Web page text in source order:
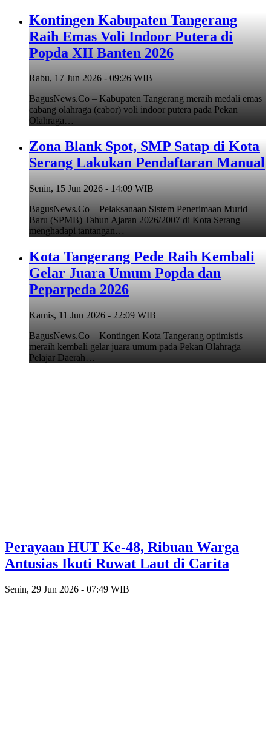
Kontingen Kabupaten Tangerang
Raih Emas Voli Indoor Putera di
Popda XII Banten 2026
Rabu, 17 Jun 2026 - 09:26 WIB
BagusNews.Co – Kabupaten Tangerang meraih medali emas
cabang olahraga (cabor) voli indoor putera pada Pekan
Olahraga…
Zona Blank Spot, SMP Satap di Kota
Serang Lakukan Pendaftaran Manual
Senin, 15 Jun 2026 - 14:09 WIB
BagusNews.Co – Pelaksanaan Sistem Penerimaan Murid
Baru (SPMB) Tahun Ajaran 2026/2007 di Kota Serang
menghadapi tantangan…
Kota Tangerang Pede Raih Kembali
Gelar Juara Umum Popda dan
Peparpeda 2026
Kamis, 11 Jun 2026 - 22:09 WIB
BagusNews.Co – Kontingen Kota Tangerang optimistis
meraih kembali gelar juara umum pada Pekan Olahraga
Pelajar Daerah…
Perayaan HUT Ke-48, Ribuan Warga
Antusias Ikuti Ruwat Laut di Carita
Senin, 29 Jun 2026 - 07:49 WIB